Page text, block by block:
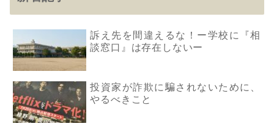
訴え先を間違えるな！ー学校に『相
談窓口』は存在しないー
投資家が詐欺に騙されないために、
やるべきこと